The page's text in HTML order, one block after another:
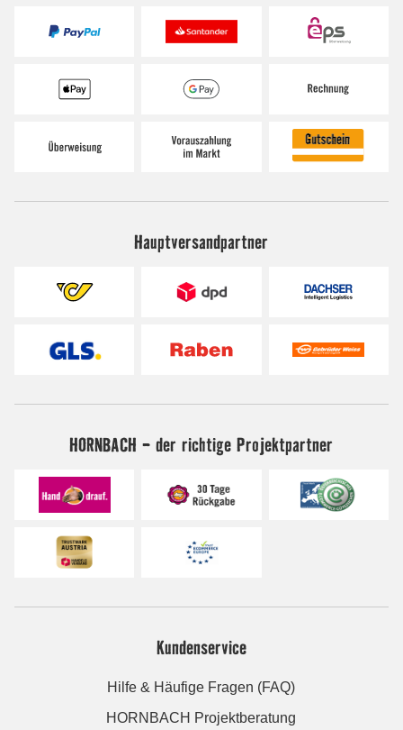
Hauptversandpartner
HORNBACH - der richtige Projektpartner
Kundenservice
Hilfe & Häufige Fragen (FAQ)
HORNBACH Projektberatung